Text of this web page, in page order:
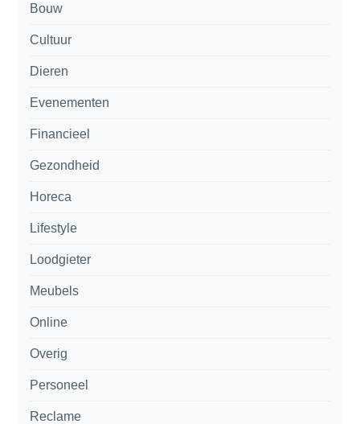
Bouw
Cultuur
Dieren
Evenementen
Financieel
Gezondheid
Horeca
Lifestyle
Loodgieter
Meubels
Online
Overig
Personeel
Reclame